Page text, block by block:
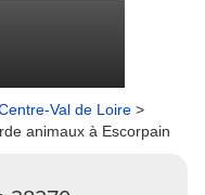
Val de Loire >
animaux à Escorpain